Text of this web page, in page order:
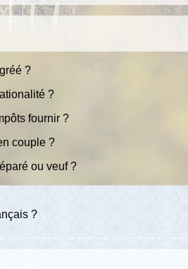
?
?
fournir ?
couple ?
ou veuf ?
?